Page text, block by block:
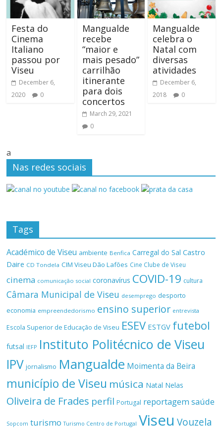
Festa do
Cinema
Italiano
passou por
Viseu
December 6,
2020
0
Mangualde
recebe
“maior e
mais pesado”
carrilhão
itinerante
para dois
concertos
March 29, 2021
0
Mangualde
celebra o
Natal com
diversas
atividades
December 6,
2018
0
a
Nas redes sociais
Tags
Académico de Viseu ambiente Benfica Carregal do Sal Castro
Daire CD Tondela CIM Viseu Dão Lafões Cine Clube de Viseu
cinema comunicação social coronavírus COVID-19 cultura
Câmara Municipal de Viseu desemprego desporto
economia empreendedorismo ensino superior entrevista
Escola Superior de Educação de Viseu ESEV ESTGV futebol
futsal IEFP Instituto Politécnico de Viseu
IPV jornalismo Mangualde Moimenta da Beira
município de Viseu música Natal Nelas
Oliveira de Frades perfil Portugal reportagemsaúde
Sopcom turismo Turismo Centro de Portugal Viseu Vouzela